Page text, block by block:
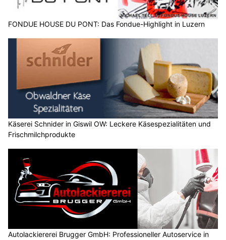
FONDUE HOUSE DU PONT: Das Fondue-Highlight in Luzern
Käserei Schnider in Giswil OW: Leckere Käsespezialitäten und
Frischmilchprodukte
Autolackiererei Brugger GmbH: Professioneller Autoservice in